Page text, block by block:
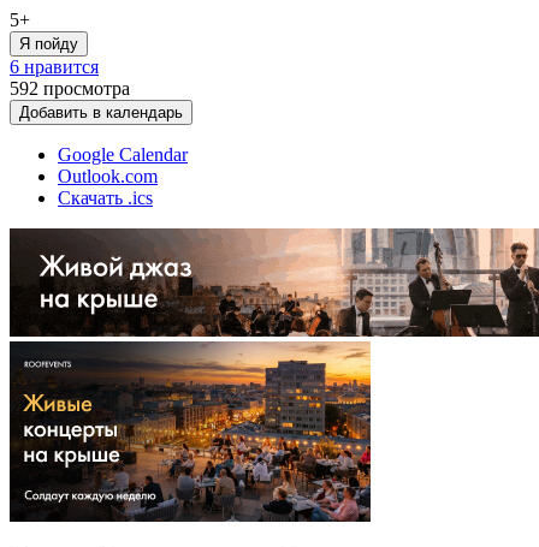
5+
Я пойду
6 нравится
592 просмотра
Добавить в календарь
Google Calendar
Outlook.com
Скачать .ics